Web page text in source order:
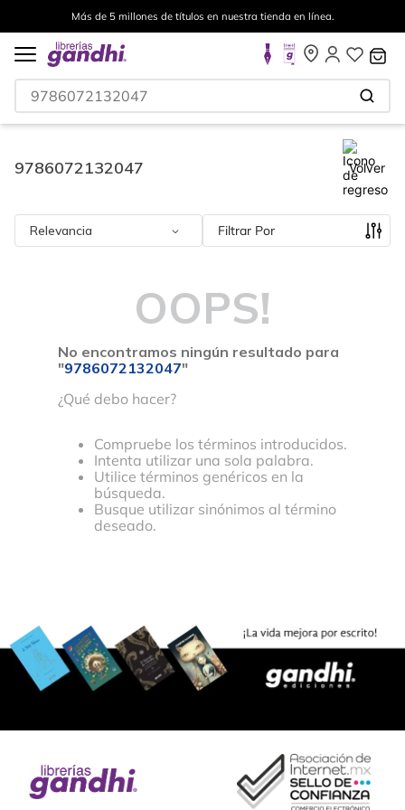
Más de 5 millones de títulos en nuestra tienda en línea.
¿Qué estás buscando?
9786072132047 Volver
Relevancia Filtrar
OOPS!
No encontramos ningún resultado para
"9786072132047"
¿Qué debo hacer?
Compruebe los términos introducidos.
Intenta utilizar una sola palabra.
Utilice términos genéricos en la
búsqueda.
Busque utilizar sinónimos al término
deseado.